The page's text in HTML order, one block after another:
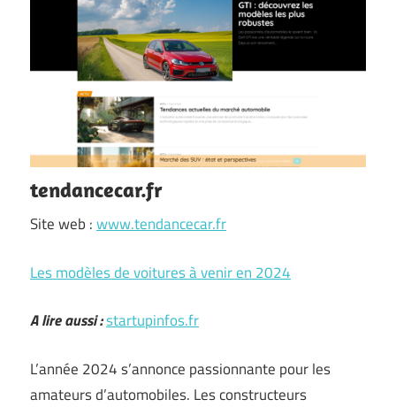
tendancecar.fr
Site web :www.tendancecar.fr
Les modèles de voitures à venir en 2024
A lire aussi :startupinfos.fr
L’année 2024 s’annonce passionnante pour les
amateurs d’automobiles. Les constructeurs